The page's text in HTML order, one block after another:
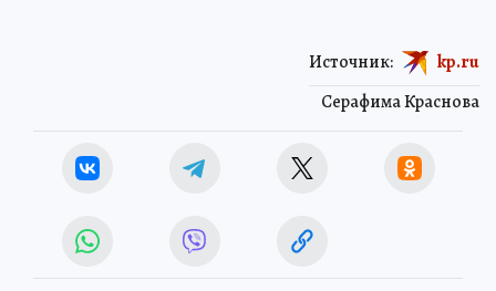
Серафима Краснова
Источник: kp.ru